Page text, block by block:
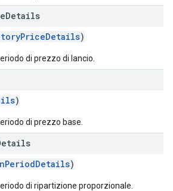
Details
)
di prezzo di lancio.
)
di prezzo base.
)
di ripartizione proporzionale.